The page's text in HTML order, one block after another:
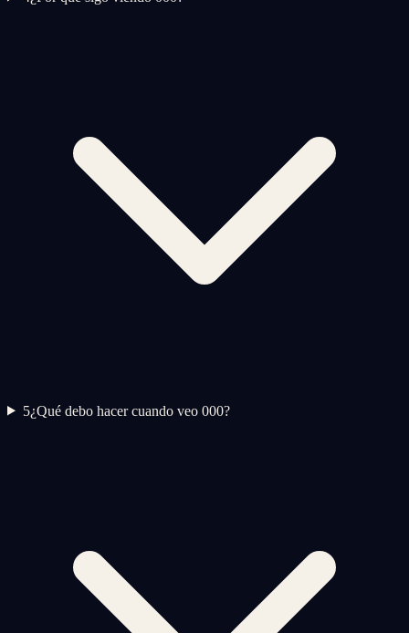
5¿Qué debo hacer cuando veo 000?